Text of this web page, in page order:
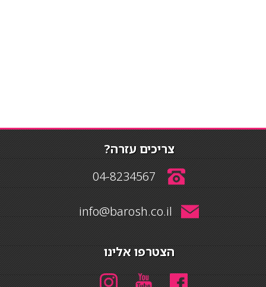
צריכים עזרה?
04-8234567
info@barosh.co.il
הצטרפו אלינו